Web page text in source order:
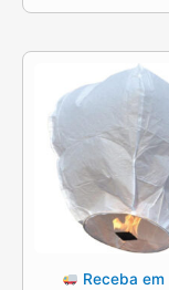
Receba em